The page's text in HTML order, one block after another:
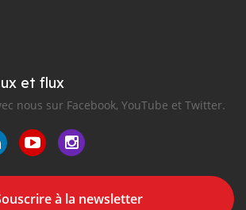
et flux
nous sur Facebook, YouTube et Twitter.
à la newsletter